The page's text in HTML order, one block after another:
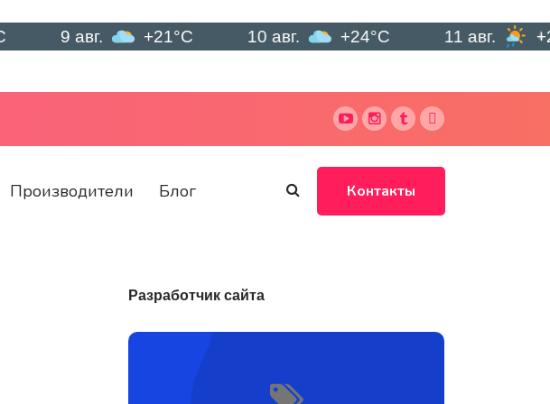
9 авг. +21°C 10 авг. +24°C 11 авг. +21°C
Производители Блог Контакты
Разработчик сайта